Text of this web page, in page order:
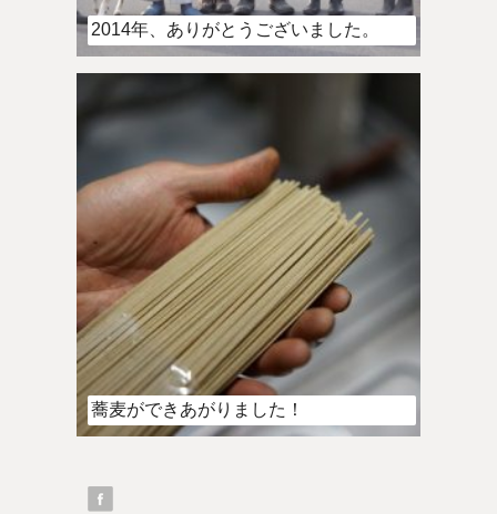
2014年、ありがとうございました。
蕎麦ができあがりました！